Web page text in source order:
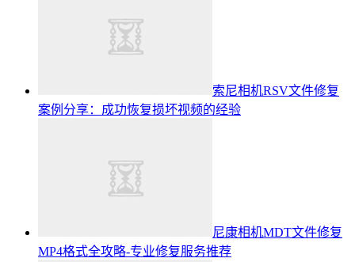
索尼相机RSV文件修复
案例分享：成功恢复损坏视频的经验
尼康相机MDT文件修复
MP4格式全攻略-专业修复服务推荐